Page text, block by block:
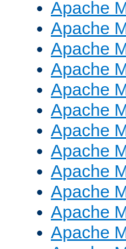
Apache
Apache
Apache
Apache
Apache
Apache
Apache
Apache
Apache
Apache
Apache
Apache